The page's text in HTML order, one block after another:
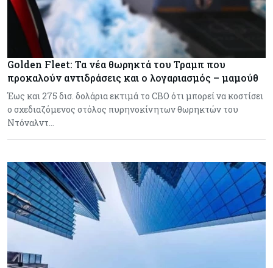
Golden Fleet: Τα νέα θωρηκτά του Τραμπ που
προκαλούν αντιδράσεις και ο λογαριασμός – μαμούθ
Έως και 275 δισ. δολάρια εκτιμά το CBO ότι μπορεί να κοστίσει
ο σχεδιαζόμενος στόλος πυρηνοκίνητων θωρηκτών του
Ντόναλντ…